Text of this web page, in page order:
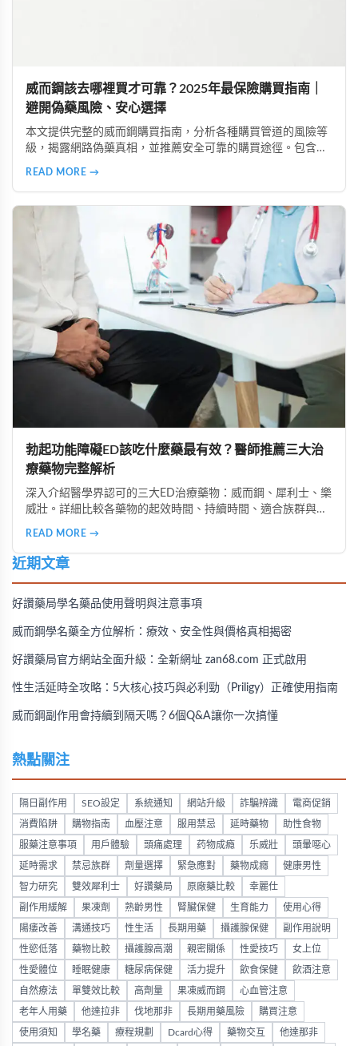
威而鋼該去哪裡買才可靠？2025年最保險購買指南｜
避開偽藥風險、安心選擇
本文提供完整的威而鋼購買指南，分析各種購買管道的風險等
級，揭露網路偽藥真相，並推薦安全可靠的購買途徑。包含真
READ MORE →
勃起功能障礙ED該吃什麼藥最有效？醫師推薦三大治
療藥物完整解析
深入介紹醫學界認可的三大ED治療藥物：威而鋼、犀利士、樂
威壯。詳細比較各藥物的起效時間、持續時間、適合族群與使
READ MORE →
近期文章
好讚藥局學名藥品使用聲明與注意事項
威而鋼學名藥全方位解析：療效、安全性與價格真相揭密
好讚藥局官方網站全面升級：全新網址 zan68.com 正式啟用
性生活延時全攻略：5大核心技巧與必利勁（Priligy）正確使用指南
威而鋼副作用會持續到隔天嗎？6個Q&A讓你一次搞懂
熱點關注
隔日副作用 SEO設定 系統通知 網站升級 詐騙辨識 電商促銷
消費陷阱 購物指南 血壓注意 服用禁忌 延時藥物 助性食物
服藥注意事項 用戶體驗 頭痛處理 药物成瘾 乐威壯 頭暈噁心
延時需求 禁忌族群 劑量選擇 緊急應對 藥物成癮 健康男性
智力研究 雙效犀利士 好讚藥局 原廠藥比較 幸麗仕
副作用緩解 果凍劑 熟齡男性 腎臟保健 生育能力 使用心得
陽痿改善 溝通技巧 性生活 長期用藥 攝護腺保健 副作用說明
性慾低落 藥物比較 攝護腺高潮 親密關係 性愛技巧 女上位
性愛體位 睡眠健康 糖尿病保健 活力提升 飲食保健 飲酒注意
自然療法 單雙效比較 高劑量 果凍威而鋼 心血管注意
老年人用藥 他達拉非 伐地那非 長期用藥風險 購買注意
使用須知 學名藥 療程規劃 Dcard心得 藥物交互 他達那非